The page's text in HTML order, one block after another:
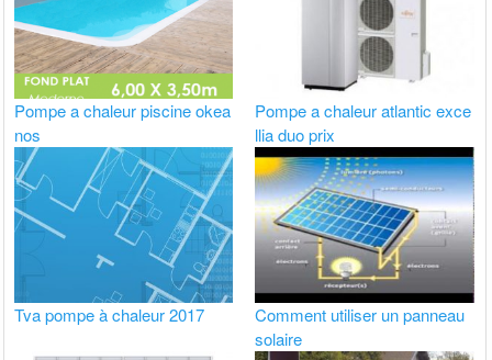
Pompe a chaleur piscine okea
nos
Pompe a chaleur atlantic exce
llia duo prix
Tva pompe à chaleur 2017
Comment utiliser un panneau
solaire